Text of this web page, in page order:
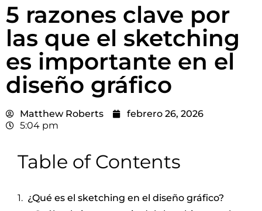
5 razones clave por
las que el sketching
es importante en el
diseño gráfico
Matthew Roberts
febrero 26, 2026
5:04 pm
Table of Contents
¿Qué es el sketching en el diseño gráfico?